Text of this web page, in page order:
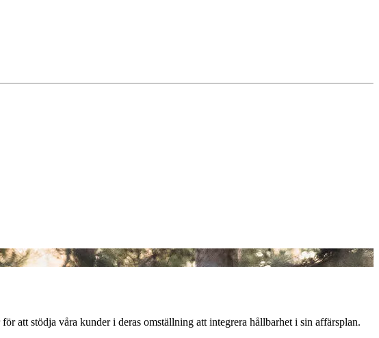
att stödja våra kunder i deras omställning att integrera hållbarhet i sin affärsplan.